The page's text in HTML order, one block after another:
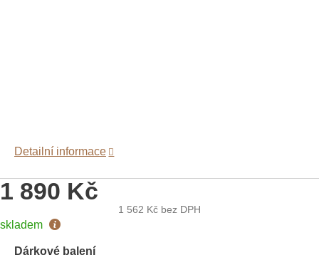
1 890 Kč
1 562 Kč bez DPH
Měrná
skladem
Dárkové balení
Detailní informace